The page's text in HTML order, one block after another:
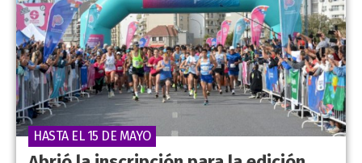
HASTA EL 15 DE MAYO